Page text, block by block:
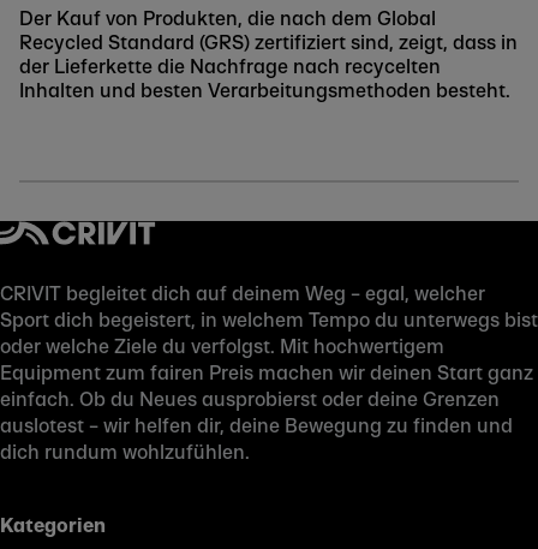
Der Kauf von Produkten, die nach dem Global
Recycled Standard (GRS) zertifiziert sind, zeigt, dass in
der Lieferkette die Nachfrage nach recycelten
Inhalten und besten Verarbeitungsmethoden besteht.
CRIVIT begleitet dich auf deinem Weg – egal, welcher
Sport dich begeistert, in welchem Tempo du unterwegs bist
oder welche Ziele du verfolgst. Mit hochwertigem
Equipment zum fairen Preis machen wir deinen Start ganz
einfach. Ob du Neues ausprobierst oder deine Grenzen
auslotest – wir helfen dir, deine Bewegung zu finden und
dich rundum wohlzufühlen.
Kategorien